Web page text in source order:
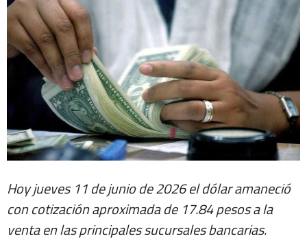
Extra +
Hoy jueves 11 de junio de 2026 el dólar amaneció
con cotización aproximada de 17.84 pesos a la
venta en las principales sucursales bancarias.